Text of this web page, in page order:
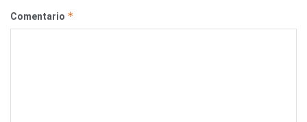
Comentario *